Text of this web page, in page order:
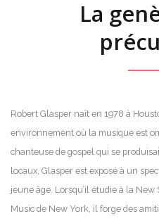
La
Robert Glasper naît en 1978 à
environnement où la musique est
chanteuse de gospel qui se
locaux, Glasper est exposé à un
jeune âge. Lorsqu’il étudie à la
Music de New York, il forge des